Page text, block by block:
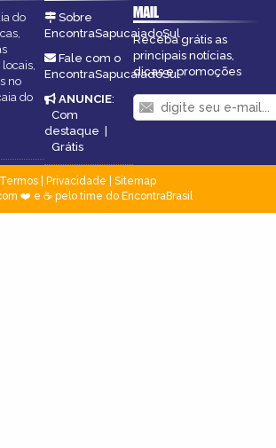
do
no
do
Sobre
EncontraSapucaiadoSul
Fale com o
EncontraSapucaiadoSul
ANUNCIE:
Com
destaque |
Grátis
MAIL
Receba grátis as
principais notícias,
dicas e promoções
Termos| Privacidade
Sitemap
❤️ e ☕ pelo time do EncontraBrasil